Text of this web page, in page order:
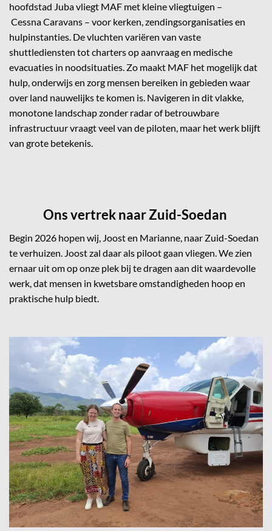
hoofdstad Juba vliegt MAF met kleine vliegtuigen –
CessnaCaravans – voor kerken, zendingsorganisaties en
hulpinstanties. De vluchten variëren van vaste
shuttlediensten tot charters op aanvraag en medische
evacuaties in noodsituaties. Zo maakt MAF het mogelijk dat
hulp, onderwijs en zorg mensen bereiken in gebieden waar
over land nauwelijks te komen is. Navigeren in dit vlakke,
monotone landschap zonder radar of betrouwbare
infrastructuur vraagt veel van de piloten, maar het werk blijft
van grote betekenis.
Ons vertrek naar Zuid-Soedan
Begin 2026 hopen wij, Joost en Marianne, naar Zuid-Soedan
te verhuizen. Joost zal daar als piloot gaan vliegen. We zien
ernaar uit om op onze plek bij te dragen aan dit waardevolle
werk, dat mensen in kwetsbare omstandigheden hoop en
praktische hulp biedt.